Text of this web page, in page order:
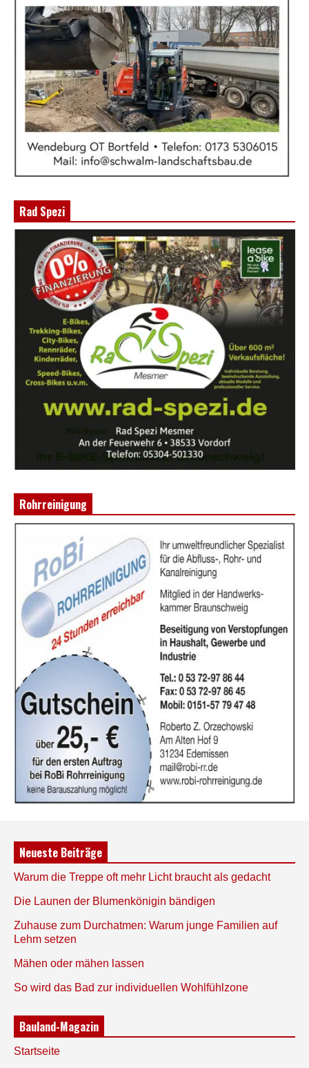
Rad Spezi
Rohrreinigung
Neueste Beiträge
Warum die Treppe oft mehr Licht braucht als gedacht
Die Launen der Blumenkönigin bändigen
Zuhause zum Durchatmen: Warum junge Familien auf
Lehm setzen
Mähen oder mähen lassen
So wird das Bad zur individuellen Wohlfühlzone
Bauland-Magazin
Startseite